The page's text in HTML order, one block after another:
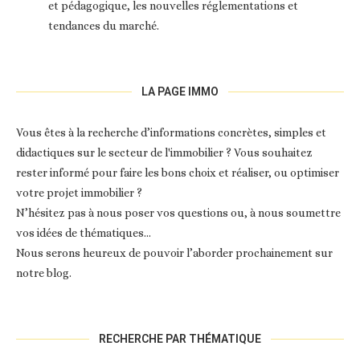
et pédagogique, les nouvelles réglementations et
tendances du marché.
LA PAGE IMMO
Vous êtes à la recherche d’informations concrètes, simples et
didactiques sur le secteur de l'immobilier ? Vous souhaitez
rester informé pour faire les bons choix et réaliser, ou optimiser
votre projet immobilier ?
N’hésitez pas à nous poser vos questions ou, à nous soumettre
vos idées de thématiques…
Nous serons heureux de pouvoir l’aborder prochainement sur
notre blog.
RECHERCHE PAR THÉMATIQUE